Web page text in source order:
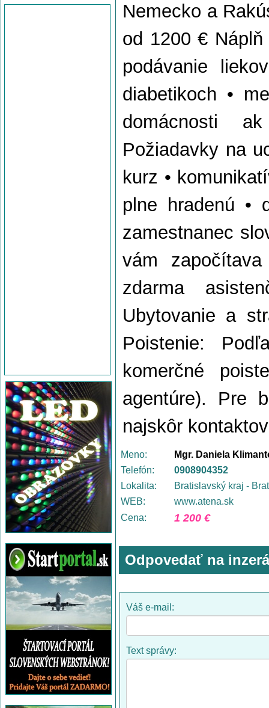
Nemecko a
od 1200 €
podávanie
diabetikoch •
domácnosti
Požiadavky na
kurz •
plne hradenú •
zamestnanec
vám
zdarma
Ubytovanie a
Poistenie:
komerčné
agentúre). Pre
najskôr
Meno:
Mgr. Daniela
Telefón:
0908904352
Lokalita:
Bratislavský kraj -
WEB:
www.atena.sk
Cena:
1 200 €
Odpovedať na
Váš e-mail:
Text správy: